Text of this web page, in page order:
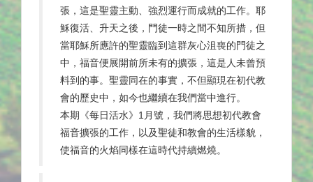
張，這是聖靈主動、強烈運行而成就的工作。耶
穌復活、升天之後，門徒一時之間不知所措，但
當耶穌所應許的聖靈臨到這群灰心沮喪的門徒之
中，福音便展開前所未有的擴張，這是人未曾預
料到的事。聖靈同在的事實，不但顯現在初代教
會的歷史中，如今也繼續在我們當中進行。
本期《每日活水》1月號，我們將思想初代教會
福音擴張的工作，以及聖徒和教會的生活樣貌，
使福音的火焰同樣在這時代持續燃燒。